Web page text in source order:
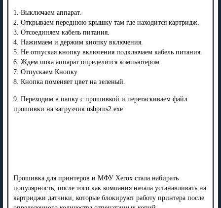
1. Выключаем аппарат.
2. Открываем переднюю крышку там где находится картридж.
3. Отсоединяем кабель питания.
4. Нажимаем и держим кнопку включения.
5. Не отпуская кнопку включения подключаем кабель питания.
6. Ждем пока аппарат определится компьютером.
7. Отпускаем Кнопку
8. Кнопка поменяет цвет на зеленый.
9. Переходим в папку с прошивкой и перетаскиваем файл
прошивки на загрузчик usbprns2.exe
Прошивка для принтеров и МФУ Xerox стала набирать
популярность, после того как компания начала устанавливать на
картриджи датчики, которые блокируют работу принтера после